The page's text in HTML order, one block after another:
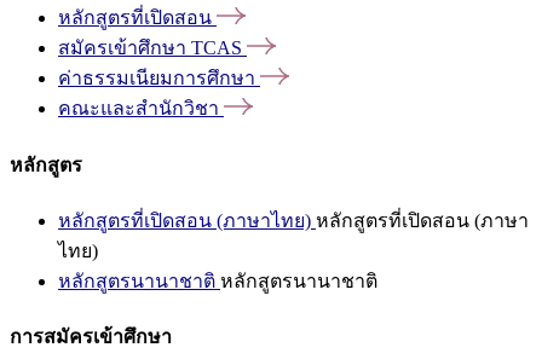
หลักสูตรที่เปิดสอน
สมัครเข้าศึกษา TCAS
ค่าธรรมเนียมการศึกษา
คณะและสำนักวิชา
หลักสูตร
หลักสูตรที่เปิดสอน (ภาษาไทย) หลักสูตรที่เปิดสอน (ภาษา
ไทย)
หลักสูตรนานาชาติ หลักสูตรนานาชาติ
การสมัครเข้าศึกษา